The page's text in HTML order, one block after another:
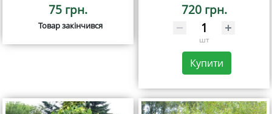
75 грн.
Товар закінчився
720 грн.
шт
Купити